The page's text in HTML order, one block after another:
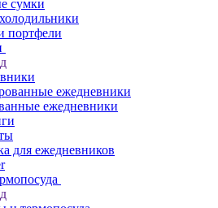
сумки
портфели
ежедневники
ежедневники
для ежедневников